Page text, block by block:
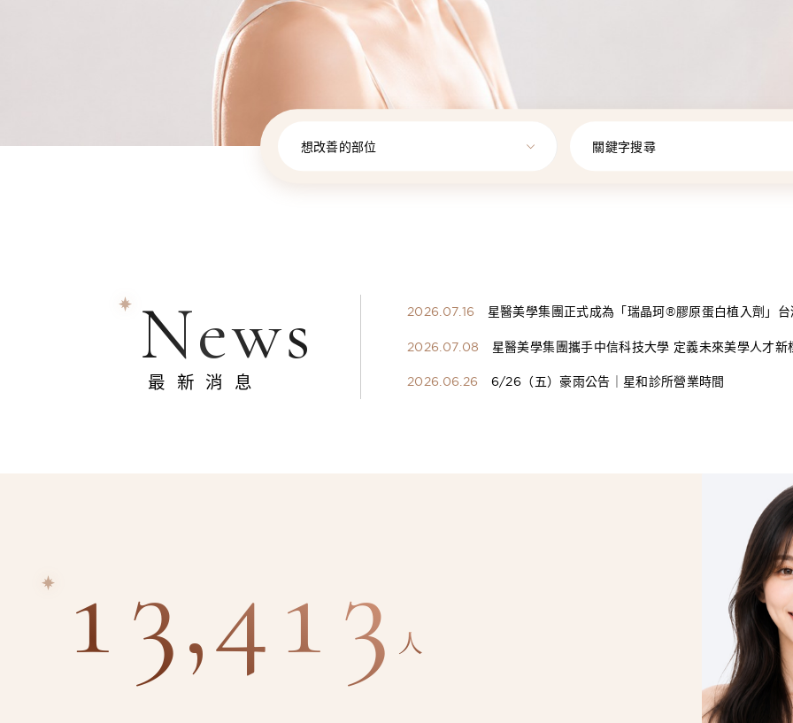
想改善的部位 關鍵字搜尋
News
最新消息
2026.07.16
星醫美學集團正式成為「瑞晶珂®膠原蛋白植入劑」
2026.07.08
星醫美學集團攜手中信科技大學 定義未來美學人才新
2026.06.26
6/26（五）豪雨公告｜星和診所營業時間
13,413 人